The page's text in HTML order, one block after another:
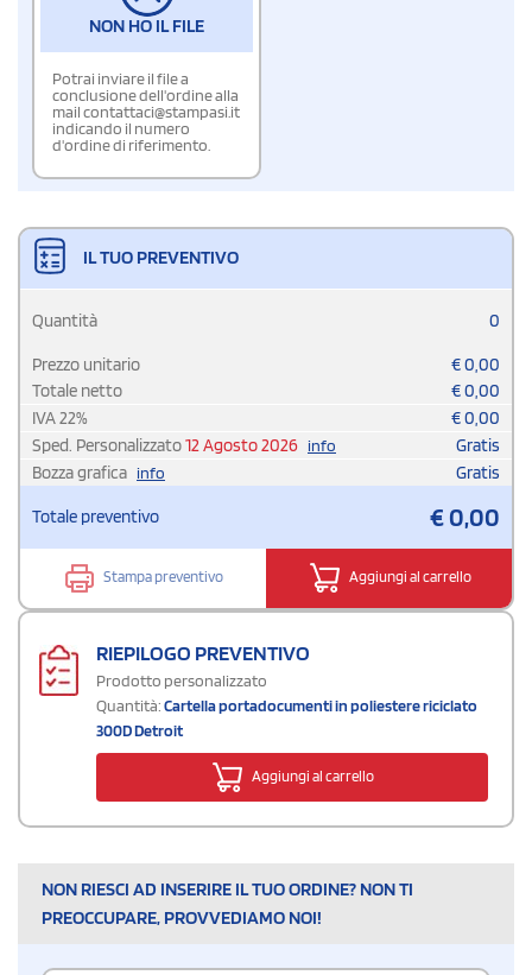
NON HO IL FILE
Potrai inviare il file a
conclusione dell'ordine alla
mail contattaci@stampasi.it
indicando il numero
d'ordine di riferimento.
IL TUO PREVENTIVO
Quantità 0
Prezzo unitario €0,00
Totale netto
€0,00
IVA22% €0,00
Sped. Personalizzato12 Agosto 2026 info
Gratis
Bozza grafica info Gratis
Totale preventivo €0,00
Stampa preventivo Aggiungi al carrello
RIEPILOGO PREVENTIVO
Prodotto personalizzato
Quantità:Cartella portadocumenti in poliestere riciclato
300D Detroit
Aggiungi al carrello
NON RIESCI AD INSERIRE IL TUO ORDINE? NON TI
PREOCCUPARE, PROVVEDIAMO NOI!